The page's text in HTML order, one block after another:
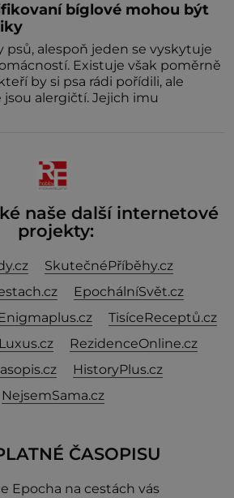
bíglové mohou být
psů, alespoň jeden se vyskytuje
Existuje však poměrně
by si psa rádi pořídili, ale
alergičtí. Jejich imu
naše další internetové
projekty:
SkutečnéPříběhy.cz
EpochálníSvět.cz
Enigmaplus.cz
TisíceReceptů.cz
RezidenceOnline.cz
HistoryPlus.cz
NejsemSama.cz
ČASOPISU
Epocha na cestách vás